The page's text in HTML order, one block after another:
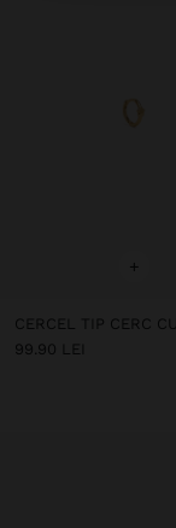
+
99.90 LEI